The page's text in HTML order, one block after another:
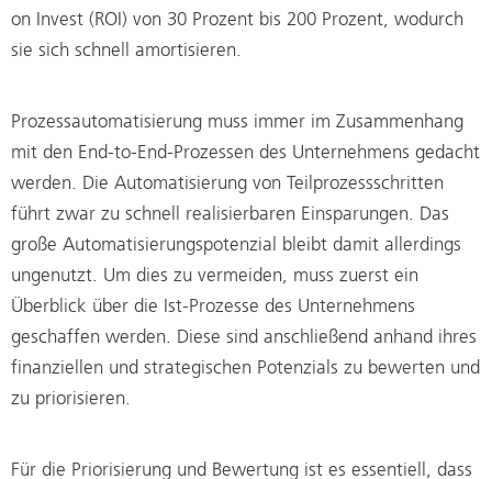
on Invest (ROI) von 30 Prozent bis 200 Prozent, wodurch
sie sich schnell amortisieren.
Prozessautomatisierung muss immer im Zusammenhang
mit den End-to-End-Prozessen des Unternehmens gedacht
werden. Die Automatisierung von Teilprozessschritten
führt zwar zu schnell realisierbaren Einsparungen. Das
große Automatisierungspotenzial bleibt damit allerdings
ungenutzt. Um dies zu vermeiden, muss zuerst ein
Überblick über die Ist-Prozesse des Unternehmens
geschaffen werden. Diese sind anschließend anhand ihres
finanziellen und strategischen Potenzials zu bewerten und
zu priorisieren.
Für die Priorisierung und Bewertung ist es essentiell, dass